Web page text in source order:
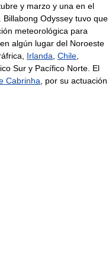
y marzo y una en el
Odyssey tuvo que
meteorológica para
algún lugar del Noroeste
Irlanda Chile
Sur y Pacífico Norte. El
Cabrinha , por su actuación